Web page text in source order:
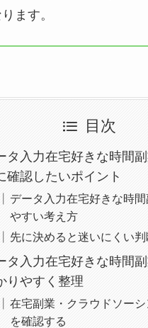
ます。
目次
タ入力在宅好きな時間
確認したいポイント
データ入力在宅好きな時間
やすい考え方
先に決めると迷いにくい判
タ入力在宅好きな時間
りやすく整理
在宅副業・クラウドソー
を確認する